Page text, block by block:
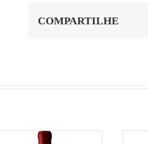
COMPARTILHE